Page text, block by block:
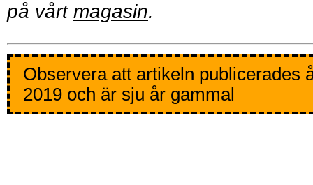
på vårt magasin.
Observera att artikeln publicerades
2019 och är sju år gammal